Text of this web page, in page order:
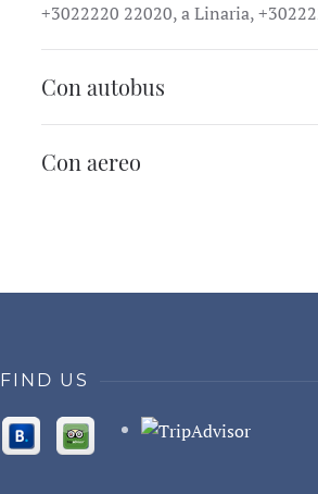
+3022220 22020, a Linaria,
Con autobus
Con aereo
FIND US